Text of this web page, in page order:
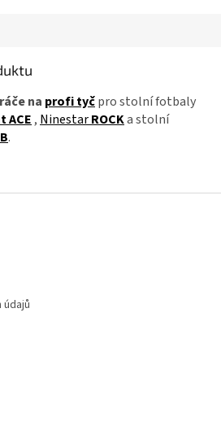
na profi tyčpro stolní fotbaly
ACE , NinestarROCKa stolní
.